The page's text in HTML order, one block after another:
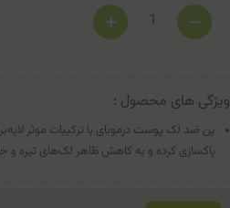
ویژگی های محصول :
پاکسازی کرده و به کاهش ظاهر لک‌های تیره